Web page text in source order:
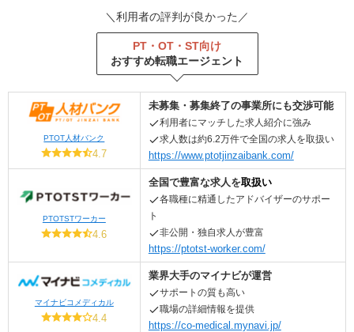
＼利用者の評判が良かった／
PT・OT・ST向け
おすすめ転職エージェント
PTOT人材バンク
4.7
未募集・募集終了の事業所にも交渉可能
利用者にマッチした求人紹介に強み
求人数は約6.2万件で全国の求人を取扱い
https://www.ptotjinzaibank.com/
PTOTSTワーカー
4.6
全国で豊富な求人を取扱い
各職種に精通したアドバイザーのサポー
ト
非公開・独自求人が豊富
https://ptotst-worker.com/
マイナビコメディカル
4.4
業界大手のマイナビが運営
サポートの質も高い
職場の詳細情報を提供
https://co-medical.mynavi.jp/